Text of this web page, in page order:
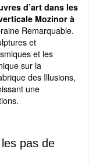
d’art dans les
Mozinor à
Remarquable.
et
et les
sur la
des Illusions,
une
pas de